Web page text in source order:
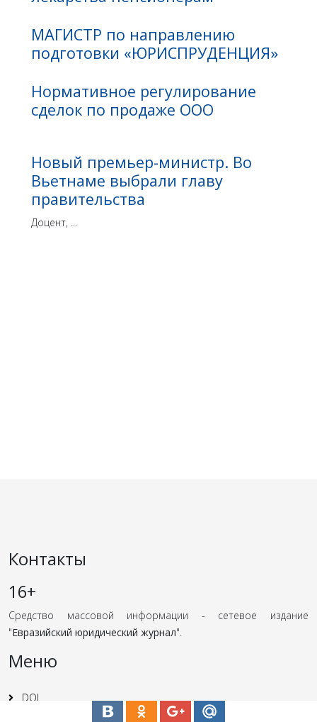
МАГИСТР по направлению
подготовки «ЮРИСПРУДЕНЦИЯ»
Нормативное регулирование
сделок по продаже ООО
Новый премьер-министр. Во
Вьетнаме выбрали главу
правительства
Доцент, ...
Контакты
16+
Средство массовой информации - сетевое издание
"Евразийский юридический журнал".
Меню
DOI